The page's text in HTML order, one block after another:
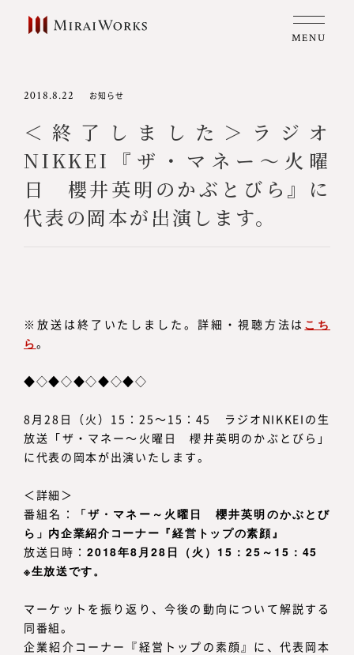
MENU
2018.8.22 お知らせ
＜終了しました＞ラジオ
NIKKEI『ザ・マネー～火曜
日 櫻井英明のかぶとびら』に
代表の岡本が出演します。
※放送は終了いたしました。詳細・視聴方法は こち
ら。
◆◇◆◇◆◇◆◇◆◇
8月28日（火）15：25～15：45 ラジオNIKKEIの生
放送「ザ・マネー～火曜日 櫻井英明のかぶとびら」
に代表の岡本が出演いたします。
＜詳細＞
番組名：
「ザ・マネー～火曜日 櫻井英明のかぶとび
ら」内企業紹介コーナー『経営トップの素顔』
放送日時：2018年8月28日（火）15：25～15：45
※生放送です。
マーケットを振り返り、今後の動向について解説する
同番組。
企業紹介コーナー『経営トップの素顔』に、代表岡本